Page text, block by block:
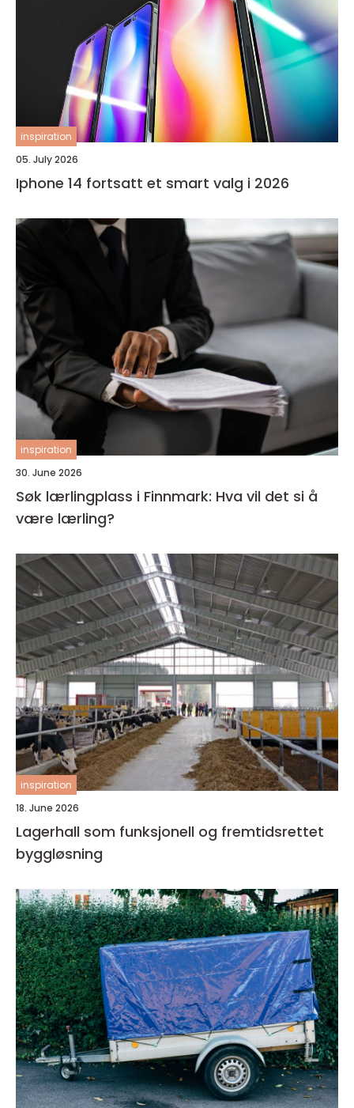
inspiration
05. July 2026
Iphone 14 fortsatt et smart valg i 2026
inspiration
30. June 2026
Søk lærlingplass i Finnmark: Hva vil det si å
være lærling?
inspiration
18. June 2026
Lagerhall som funksjonell og fremtidsrettet
byggløsning